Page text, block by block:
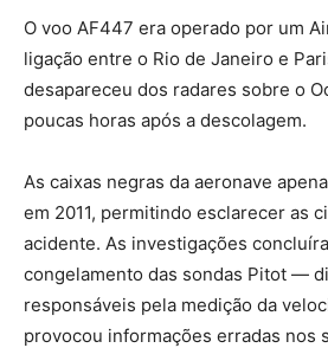
O voo AF447 era operado por um
ligação entre o Rio de Janeiro e
desapareceu dos radares sobre o
poucas horas após a descolagem.
As caixas negras da aeronave
em 2011, permitindo esclarecer as
acidente. As investigações
congelamento das sondas Pitot —
responsáveis pela medição da
provocou informações erradas nos